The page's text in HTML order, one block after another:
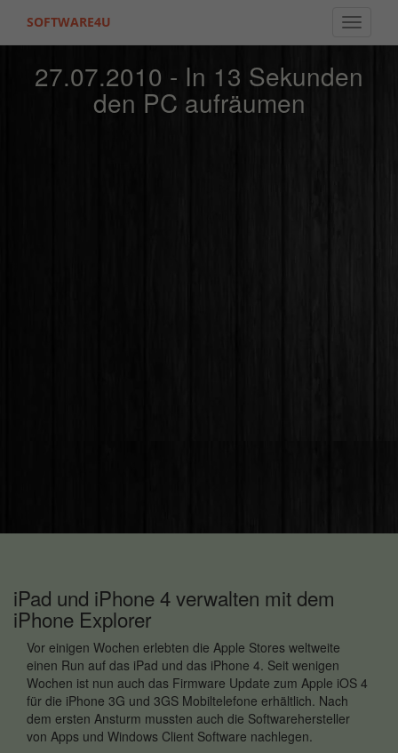
Toggle
SOFTWARE4U
27.07.2010 - In 13 Sekunden
den PC aufräumen
iPad und iPhone 4 verwalten mit dem
iPhone Explorer
Vor einigen Wochen erlebten die Apple Stores weltweite
einen Run auf das iPad und das iPhone 4. Seit wenigen
Wochen ist nun auch das Firmware Update zum Apple iOS 4
für die iPhone 3G und 3GS Mobiltelefone erhältlich. Nach
dem ersten Ansturm mussten auch die Softwarehersteller
von Apps und Windows Client Software nachlegen.